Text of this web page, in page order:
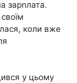
зарnлата.
коли вже
у цьому